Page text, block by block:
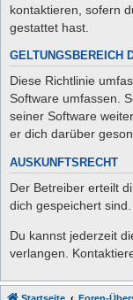
kontaktieren, sofern
gestattet hast.
GELTUNGSBEREICH
Diese Richtlinie
Software umfassen.
seiner Software
er dich darüber
AUSKUNFTSRECHT
Der Betreiber erteilt
dich gespeichert sind.
Du kannst jederzeit
verlangen.